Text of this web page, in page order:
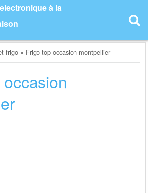
à la
frigo » Frigo top occasion montpellier